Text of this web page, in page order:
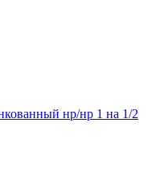
нр/нр 1 на 1/2